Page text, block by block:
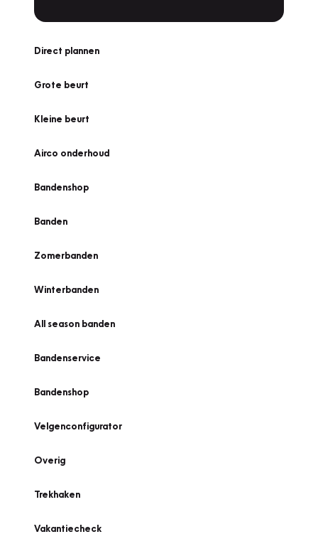
Direct plannen
Grote beurt
Kleine beurt
Airco onderhoud
Bandenshop
Banden
Zomerbanden
Winterbanden
All season banden
Bandenservice
Bandenshop
Velgenconfigurator
Overig
Trekhaken
Vakantiecheck